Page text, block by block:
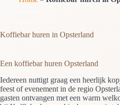
Koffiebar huren in Opsterland
Een koffiebar huren Opsterland
Iedereen nuttigt graag een heerlijk
feest of evenement in de regio
gasten ontvangen met een warm